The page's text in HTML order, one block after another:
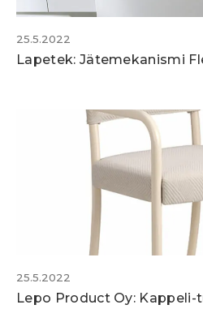
25.5.2022
Lapetek: Jätemekanismi
25.5.2022
Lepo Product Oy: Kappeli-